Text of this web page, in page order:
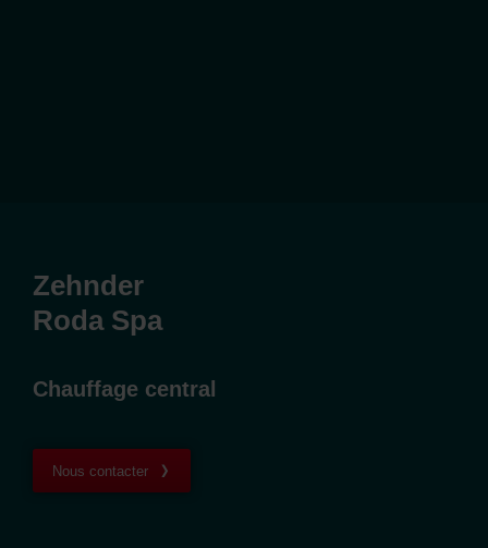
Zehnder
Roda Spa
Chauffage central
Nous contacter